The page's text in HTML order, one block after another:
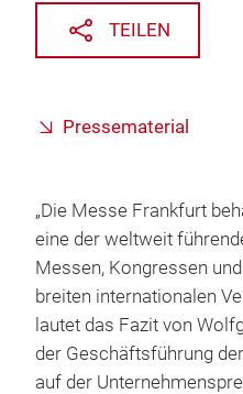
TEILEN
Pressematerial
„Die Messe Frankfurt
eine der weltweit
Messen, Kongressen
breiten internationalen
lautet das Fazit von
der Geschäftsführung
auf der